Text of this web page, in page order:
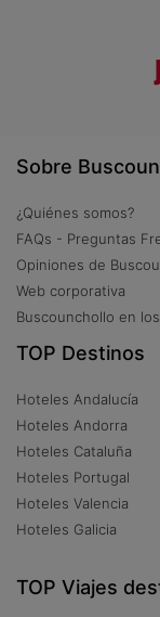
Sobre
¿Quiénes somos?
FAQs - Preguntas
Opiniones de
Web corporativa
Buscounchollo en
TOP Destinos
Hoteles Andalucía
Hoteles Andorra
Hoteles Cataluña
Hoteles Portugal
Hoteles Valencia
Hoteles Galicia
TOP Viajes